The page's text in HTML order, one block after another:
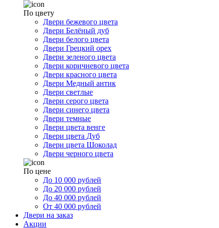
По цвету
Двери бежевого цвета
Двери Белёный дуб
Двери белого цвета
Двери Грецкий орех
Двери зеленого цвета
Двери коричневого цвета
Двери красного цвета
Двери Медный антик
Двери светлые
Двери серого цвета
Двери синего цвета
Двери темные
Двери цвета венге
Двери цвета Дуб
Двери цвета Шоколад
Двери черного цвета
По цене
До 10 000 рублей
До 20 000 рублей
До 40 000 рублей
От 40 000 рублей
Двери на заказ
Акции